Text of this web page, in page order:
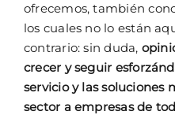
ofrecemos, también
los cuales no lo están
contrario: sin duda,
crecer y seguir
servicio y las soluciones
sector a empresas de